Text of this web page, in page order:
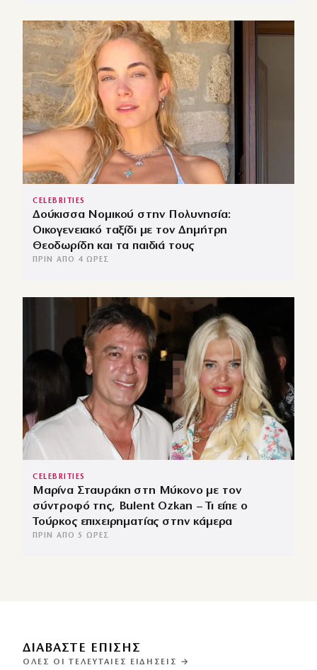
CELEBRITIES
Δούκισσα Νομικού στην Πολυνησία:
Οικογενειακό ταξίδι με τον Δημήτρη
Θεοδωρίδη και τα παιδιά τους
ΠΡΙΝ ΑΠΌ 4 ΏΡΕΣ
CELEBRITIES
Μαρίνα Σταυράκη στη Μύκονο με τον
σύντροφό της, Bulent Ozkan – Τι είπε ο
Τούρκος επιχειρηματίας στην κάμερα
ΠΡΙΝ ΑΠΌ 5 ΏΡΕΣ
ΔΙΑΒΑΣΤΕ ΕΠΙΣΗΣ
ΌΛΕΣ ΟΙ ΤΕΛΕΥΤΑΊΕΣ ΕΙΔΉΣΕΙΣ →